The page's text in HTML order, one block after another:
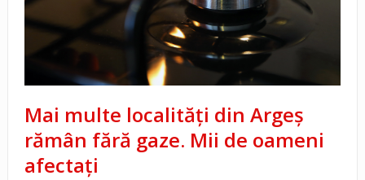
Mai multe localități din Argeș
rămân fără gaze. Mii de oameni
afectați